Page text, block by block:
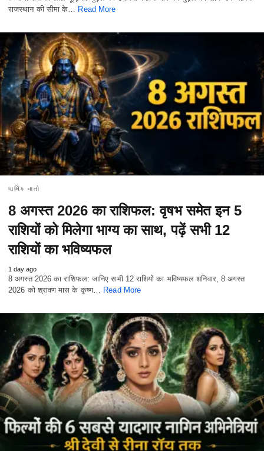
राजस्थान की सीमा के…
Read More
ધાર્મિક વાતો
8 अगस्त 2026 का राशिफल: वृषभ समेत इन 5
राशियों को मिलेगा भाग्य का साथ, पढ़ें सभी 12
राशियों का भविष्यफल
1 day ago
8 अगस्त 2026 का राशिफल: जानिए सभी 12 राशियों का भविष्यफल शनिवार, 8 अगस्त
2026 को श्रावण मास के कृष्ण… Read More